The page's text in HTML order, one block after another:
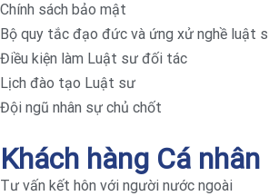
Chính sách bảo mật
Bộ quy tắc đạo đức và ứng xử nghề luật
Điều kiện làm Luật sư đối tác
Lịch đào tạo Luật sư
Đội ngũ nhân sự chủ chốt
Khách hàng Cá nhân
Tư vấn kết hôn với người nước ngoài